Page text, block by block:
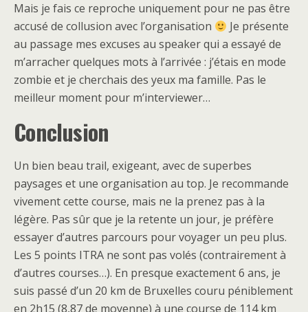
Mais je fais ce reproche uniquement pour ne pas être
accusé de collusion avec l’organisation
Je présente
au passage mes excuses au speaker qui a essayé de
m’arracher quelques mots à l’arrivée : j’étais en mode
zombie et je cherchais des yeux ma famille. Pas le
meilleur moment pour m’interviewer…
Conclusion
Un bien beau trail, exigeant, avec de superbes
paysages et une organisation au top. Je recommande
vivement cette course, mais ne la prenez pas à la
légère. Pas sûr que je la retente un jour, je préfère
essayer d’autres parcours pour voyager un peu plus.
Les 5 points ITRA ne sont pas volés (contrairement à
d’autres courses…). En presque exactement 6 ans, je
suis passé d’un 20 km de Bruxelles couru péniblement
en 2h15 (8,87 de moyenne) à une course de 114 km